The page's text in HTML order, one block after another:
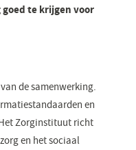
te krijgen voor
de samenwerking.
en
Zorginstituut richt
en het sociaal